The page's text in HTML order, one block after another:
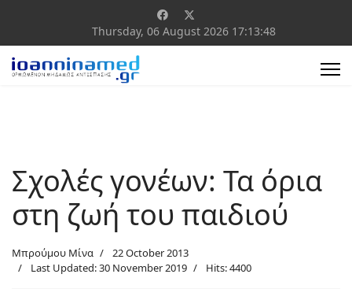
Thursday, 06 August 2026 17:13:49
Σχολές γονέων: Τα όρια
στη ζωή του παιδιού
Μπρούμου Μίνα
22 October 2013
Last Updated: 30 November 2019
Hits: 4400